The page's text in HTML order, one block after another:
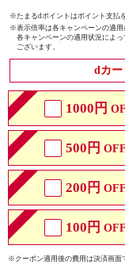
※たまるdポイントはポイント支払
※表示倍率は各キャンペーンの適
各キャンペーンの適用状況によ
ございます。
dカー
1000円
500円
200円
100円
※クーポン適用後の費用は決済画面